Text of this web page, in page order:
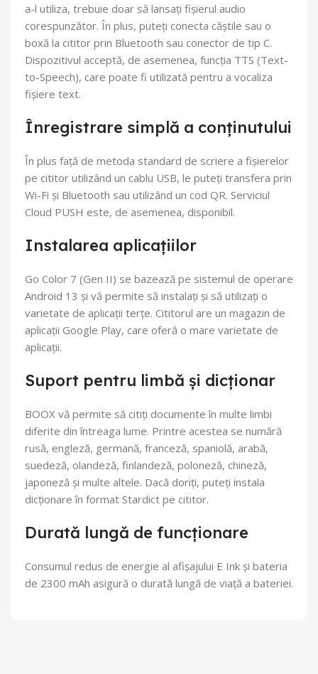
a-l utiliza, trebuie doar să lansați fișierul audio
corespunzător. În plus, puteți conecta căștile sau o
boxă la cititor prin Bluetooth sau conector de tip C.
Dispozitivul acceptă, de asemenea, funcția TTS (Text-
to-Speech), care poate fi utilizată pentru a vocaliza
fișiere text.
Înregistrare simplă a conținutului
În plus față de metoda standard de scriere a fișierelor
pe cititor utilizând un cablu USB, le puteți transfera prin
Wi-Fi și Bluetooth sau utilizând un cod QR. Serviciul
Cloud PUSH este, de asemenea, disponibil.
Instalarea aplicațiilor
Go Color 7 (Gen II) se bazează pe sistemul de operare
Android 13 și vă permite să instalați și să utilizați o
varietate de aplicații terțe. Cititorul are un magazin de
aplicații Google Play, care oferă o mare varietate de
aplicații.
Suport pentru limbă și dicționar
BOOX vă permite să citiți documente în multe limbi
diferite din întreaga lume. Printre acestea se numără
rusă, engleză, germană, franceză, spaniolă, arabă,
suedeză, olandeză, finlandeză, poloneză, chineză,
japoneză și multe altele. Dacă doriți, puteți instala
dicționare în format Stardict pe cititor.
Durată lungă de funcționare
Consumul redus de energie al afișajului E Ink și bateria
de 2300 mAh asigură o durată lungă de viață a bateriei.